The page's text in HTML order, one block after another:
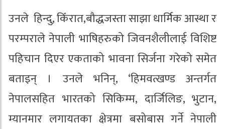
उनले हिन्दु, किँरात,बौद्धजस्ता साझा धार्मिक आस्था र
परम्पराले नेपाली भाषिहरुको जिवनशैलीलाई विशिष्ट
पहिचान दिएर एकताको भावना सिर्जना गरेको समेत
बताइन् । उनले भनिन्, ‘हिमवत्खण्ड अन्तर्गत
नेपालसहित भारतको सिकिम्म, दार्जिलिङ, भुटान,
म्यानमार लगायतका क्षेत्रमा बसोबास गर्ने नेपाली